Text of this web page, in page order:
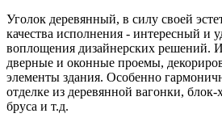
Уголок деревянный, в силу своей
качества исполнения - интересный и
воплощения дизайнерских решений.
дверные и оконные проемы,
элементы здания. Особенно
отделке из деревянной вагонки, блок-
бруса и т.д.